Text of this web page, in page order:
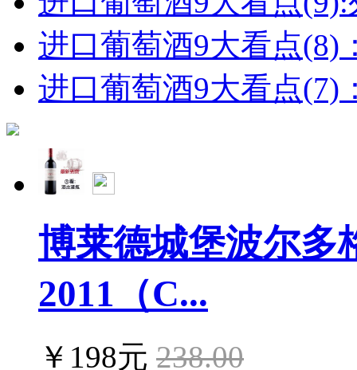
进口葡萄酒9大看点(8)
进口葡萄酒9大看点(7)
博莱德城堡波尔多
2011（C...
￥198元 238.00